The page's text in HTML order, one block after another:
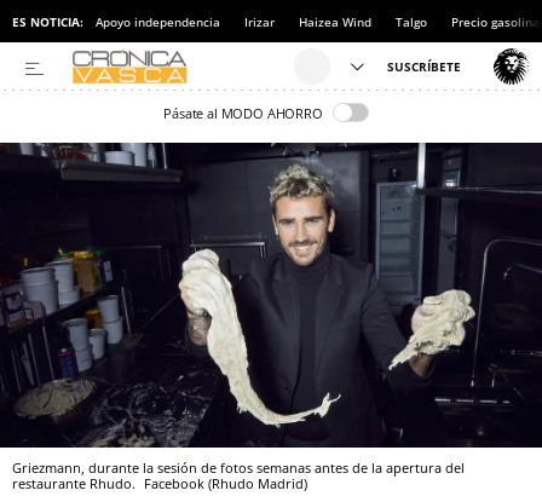
ES NOTICIA: Apoyo independencia Irizar Haizea Wind Talgo Precio gasolina
Pásate al MODO AHORRO
Griezmann, durante la sesión de fotos semanas antes de la apertura del
restaurante Rhudo. Facebook (Rhudo Madrid)